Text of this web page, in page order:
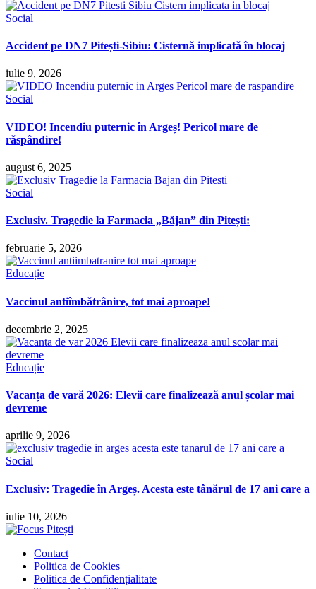
Social
Accident pe DN7 Pitești-Sibiu: Cisternă implicată în blocaj
iulie 9, 2026
Social
VIDEO! Incendiu puternic în Argeș! Pericol mare de
răspândire!
august 6, 2025
Social
Exclusiv. Tragedie la Farmacia „Băjan” din Pitești:
februarie 5, 2026
Educație
Vaccinul antiîmbătrânire, tot mai aproape!
decembrie 2, 2025
Educație
Vacanța de vară 2026: Elevii care finalizează anul școlar mai
devreme
aprilie 9, 2026
Social
Exclusiv: Tragedie în Argeș. Acesta este tânărul de 17 ani care a
iulie 10, 2026
Contact
Politica de Cookies
Politica de Confidențialitate